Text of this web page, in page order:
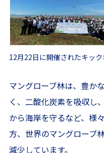
12月22日に開催されたキッ
マングローブ林は、豊か
く、二酸化炭素を吸収し
から海岸を守るなど、様
方、世界のマングローブ
減少しています。